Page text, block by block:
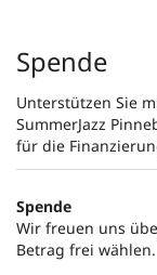
Spende
Unterstützen Sie
SummerJazz
für die
Spende
Wir freuen uns
Betrag frei wählen.